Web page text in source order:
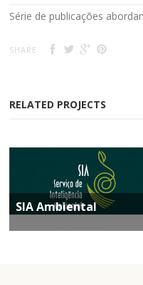
Série de publicações
SHARE
RELATED PROJECTS
SIA Ambiental